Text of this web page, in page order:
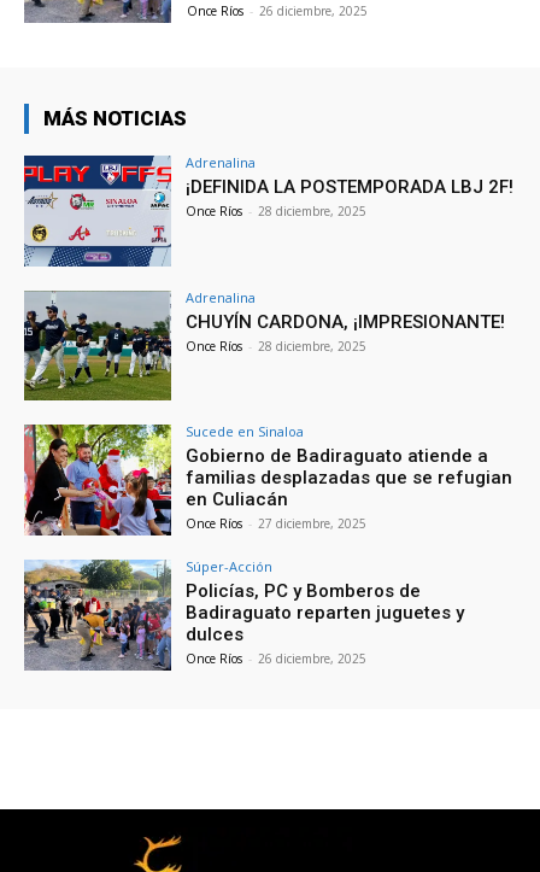
Once Ríos - 26 diciembre, 2025
MÁS NOTICIAS
Adrenalina
¡DEFINIDA LA POSTEMPORADA LBJ 2F!
Once Ríos - 28 diciembre, 2025
Adrenalina
CHUYÍN CARDONA, ¡IMPRESIONANTE!
Once Ríos - 28 diciembre, 2025
Sucede en Sinaloa
Gobierno de Badiraguato atiende a
familias desplazadas que se refugian
en Culiacán
Once Ríos - 27 diciembre, 2025
Súper-Acción
Policías, PC y Bomberos de
Badiraguato reparten juguetes y
dulces
Once Ríos - 26 diciembre, 2025